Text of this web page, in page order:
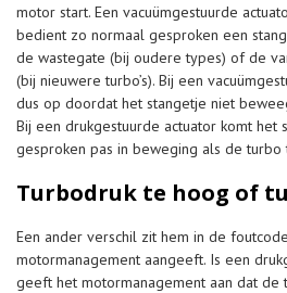
motor start. Een vacuümgestuurde
bedient zo normaal gesproken een
de wastegate (bij oudere types) of de
(bij nieuwere turbo’s). Bij een
dus op doordat het stangetje niet
Bij een drukgestuurde actuator komt het
gesproken pas in beweging als de turbo
Turbodruk te hoog of
Een ander verschil zit hem in de
motormanagement aangeeft. Is een
geeft het motormanagement aan dat de